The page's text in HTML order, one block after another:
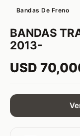
Bandas De Freno
BANDAS
2013-
USD